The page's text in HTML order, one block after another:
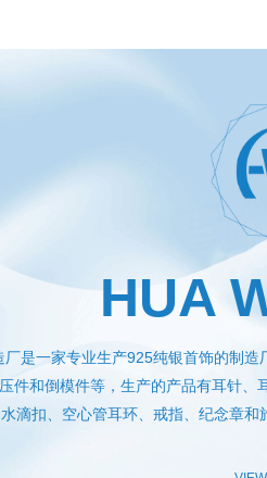
HUA
是一家专业生产925纯银首饰的制造
件和倒模件等，生产的产品有耳针
滴扣、空心管耳环、戒指、纪念章和